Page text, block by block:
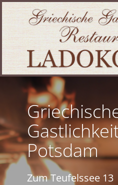
Potsdam
Zum Teufelssee 13